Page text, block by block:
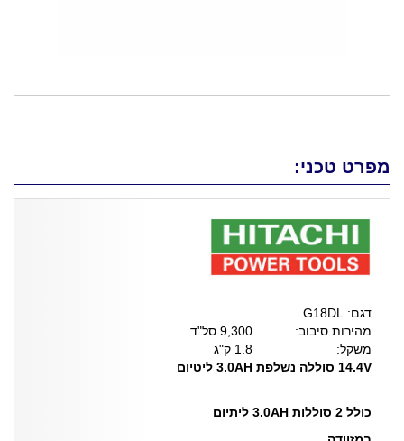
מפרט טכני:
דגם: G18DL
מהירות סיבוב:
9,300 סל"ד
משקל:
1.8 ק"ג
14.4V סוללה נשלפת 3.0AH ליטיום
כולל 2 סוללות 3.0AH ליתיום